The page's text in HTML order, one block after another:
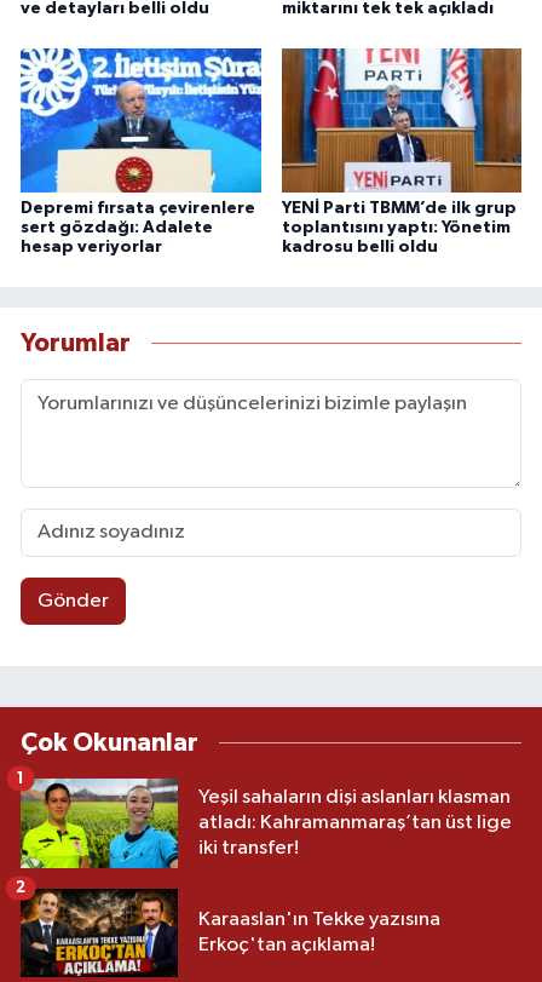
ve detayları belli oldu
miktarını tek tek açıkladı
Depremi fırsata çevirenlere
sert gözdağı: Adalete
hesap veriyorlar
YENİ Parti TBMM’de ilk grup
toplantısını yaptı: Yönetim
kadrosu belli oldu
Yorumlar
Gönder
Çok Okunanlar
Yeşil sahaların dişi aslanları klasman
atladı: Kahramanmaraş’tan üst lige
iki transfer!
1
Karaaslan'ın Tekke yazısına
Erkoç'tan açıklama!
2